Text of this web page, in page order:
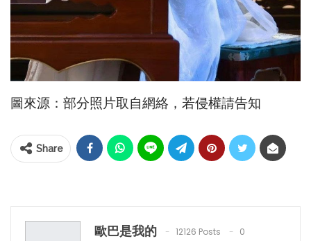
圖來源：部分照片取自網絡，若侵權請告知
Share
歐巴是我的 12126 Posts
0